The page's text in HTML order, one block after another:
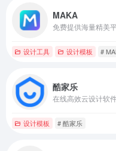
MAKA
设计工具 设计模板 #
酷家乐
在线高效云设计软
设计模板 # 酷家乐